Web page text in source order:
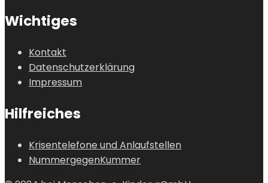
Wichtiges
Kontakt
Datenschutzerklärung
Impressum
Hilfreiches
Krisentelefone und Anlaufstellen
NummergegenKummer